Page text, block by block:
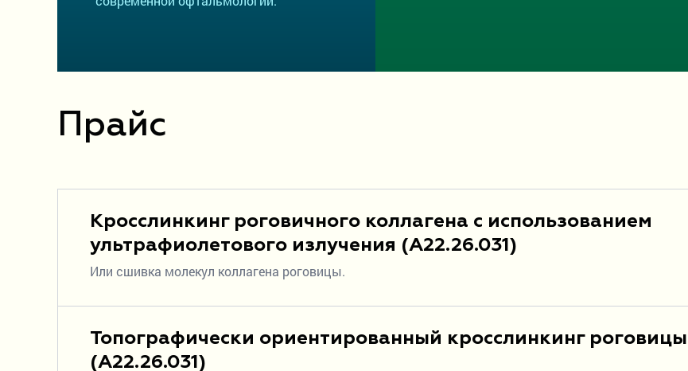
Прайс
Кросслинкинг роговичного коллагена с использованием
ультрафиолетового излучения (A22.26.031)
Или сшивка молекул коллагена роговицы.
Топографически ориентированный кросслинкинг роговицы
(A22.26.031)